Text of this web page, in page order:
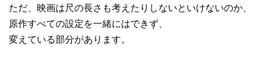
ただ、映画は尺の長さも考えたりしないといけないのか、
原作すべての設定を一緒にはできず、
変えている部分があります。